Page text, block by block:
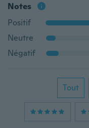
Notes
Positif
Neutre
Négatif
Tout